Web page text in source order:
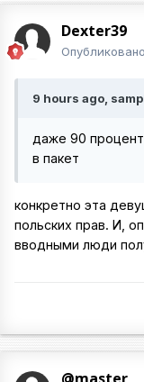
Dexter39
Опубликовано
9 hours ago,
даже 90
в пакет
конкретно эта
польских прав. И,
вводными люди